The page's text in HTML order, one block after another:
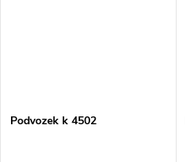
Podvozek k 4502